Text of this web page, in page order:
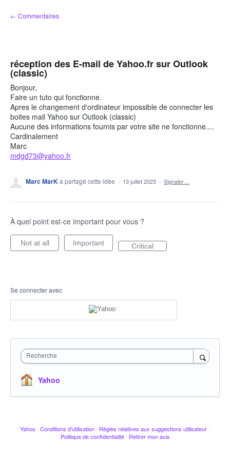
Aller
au
← Commentaires
réception des E-mail de Yahoo.fr sur Outlook
(classic)
Bonjour,
Faire un tuto qui fonctionne.
Apres le changement d'ordinateur impossible de connecter les
boites mail Yahoo sur Outlook (classic)
Aucune des informations fournis par votre site ne fonctionne....
Cardinalement
Marc
mdgd73@yahoo.fr
Marc MarKa partagé cette idée · 13 juillet 2025 · Signaler…
À quel point est-ce important pour vous ?
Not at all Important Critical
Se connecter avec
Recherche
Yahoo
Yahoo · Conditions d'utilisation · Règles relatives aux suggestions utilisateur ·
Politique de confidentialité · Retirer mon avis